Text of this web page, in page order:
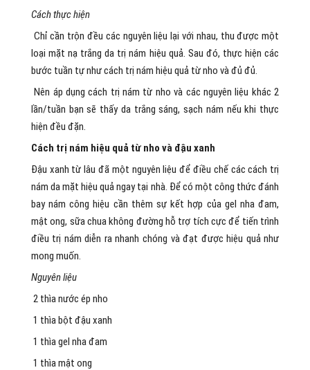
Cách thực hiện
Chỉ cần trộn đều các nguyên liệu lại với nhau, thu được một
loại mặt nạ trắng da trị nám hiệu quả. Sau đó, thực hiện các
bước tuần tự như cách trị nám hiệu quả từ nho và đủ đủ.
Nên áp dụng cách trị nám từ nho và các nguyên liệu khác 2
lần/tuần bạn sẽ thấy da trắng sáng, sạch nám nếu khi thực
hiện đều đặn.
Cách trị nám hiệu quả từ nho và đậu xanh
Đậu xanh từ lâu đã một nguyên liệu để điều chế các cách trị
nám da mặt hiệu quả ngay tại nhà. Để có một công thức đánh
bay nám công hiệu cần thêm sự kết hợp của gel nha đam,
mật ong, sữa chua không đường hỗ trợ tích cực để tiến trình
điều trị nám diễn ra nhanh chóng và đạt được hiệu quả như
mong muốn.
Nguyên liệu
2 thìa nước ép nho
1 thìa bột đậu xanh
1 thìa gel nha đam
1 thìa mật ong